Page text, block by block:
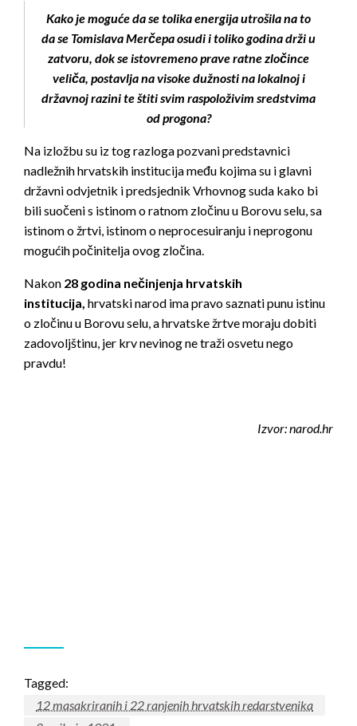
Kako je moguće da se tolika energija utrošila na to
da se Tomislava Merčepa osudi i toliko godina drži u
zatvoru, dok se istovremeno prave ratne zločince
veliča, postavlja na visoke dužnosti na lokalnoj i
državnoj razini te štiti svim raspoloživim sredstvima
od progona?
Na izložbu su iz tog razloga pozvani predstavnici
nadležnih hrvatskih institucija među kojima su i glavni
državni odvjetnik i predsjednik Vrhovnog suda kako bi
bili suočeni s istinom o ratnom zločinu u Borovu selu, sa
istinom o žrtvi, istinom o neprocesuiranju i neprogonu
mogućih počinitelja ovog zločina.
Nakon 28 godina nečinjenja hrvatskih
institucija, hrvatski narod ima pravo saznati punu istinu
o zločinu u Borovu selu, a hrvatske žrtve moraju dobiti
zadovoljštinu, jer krv nevinog ne traži osvetu nego
pravdu!
Izvor: narod.hr
Tagged:
12 masakriranih i 22 ranjenih hrvatskih redarstvenika